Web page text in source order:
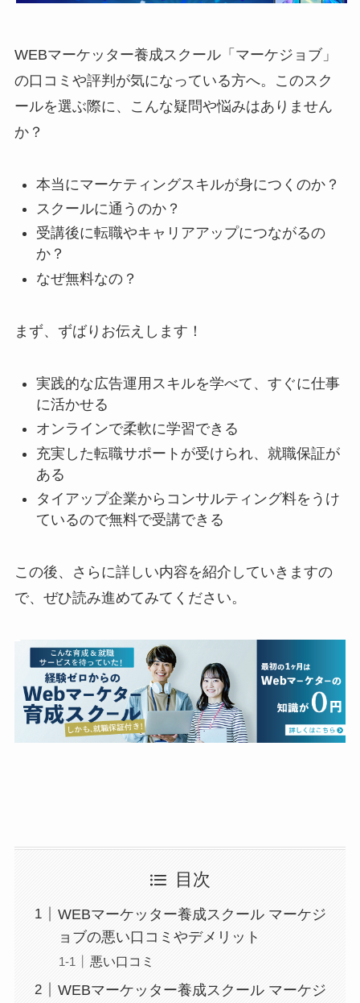
WEBマーケッター養成スクール「マーケジョブ」
の口コミや評判が気になっている方へ。このスク
ールを選ぶ際に、こんな疑問や悩みはありません
か？
本当にマーケティングスキルが身につくのか？
スクールに通うのか？
受講後に転職やキャリアアップにつながるの
か？
なぜ無料なの？
まず、ずばりお伝えします！
実践的な広告運用スキルを学べて、すぐに仕事
に活かせる
オンラインで柔軟に学習できる
充実した転職サポートが受けられ、就職保証が
ある
タイアップ企業からコンサルティング料をうけ
ているので無料で受講できる
この後、さらに詳しい内容を紹介していきますの
で、ぜひ読み進めてみてください。
目次
WEBマーケッター養成スクール マーケジ
ョブの悪い口コミやデメリット
悪い口コミ
WEBマーケッター養成スクール マーケジ